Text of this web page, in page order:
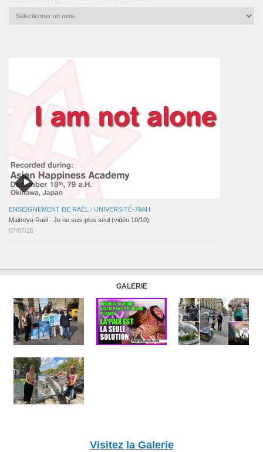
Archives
ENSEIGNEMENT DE RAËL / UNIVERSITÉ-79AH
Maitreya Raël : Je ne suis plus seul (vidéo 10/10)
07/07/26
GALERIE
Visitez la Galerie